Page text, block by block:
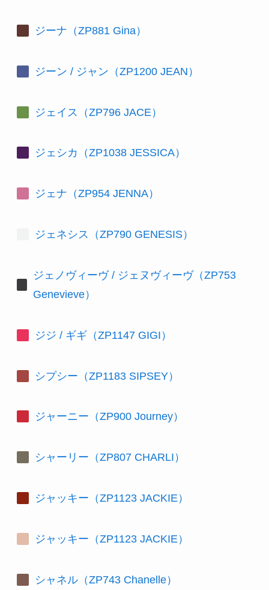
ジーナ（ZP881 Gina）
ジーン / ジャン（ZP1200 JEAN）
ジェイス（ZP796 JACE）
ジェシカ（ZP1038 JESSICA）
ジェナ（ZP954 JENNA）
ジェネシス（ZP790 GENESIS）
ジェノヴィーヴ / ジェヌヴィーヴ（ZP753
Genevieve）
ジジ / ギギ（ZP1147 GIGI）
シプシー（ZP1183 SIPSEY）
ジャーニー（ZP900 Journey）
シャーリー（ZP807 CHARLI）
ジャッキー（ZP1123 JACKIE）
ジャッキー（ZP1123 JACKIE）
シャネル（ZP743 Chanelle）